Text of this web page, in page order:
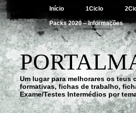
Início 1Ciclo
Packs 2020 – Informações
Um lugar para melhorares os
formativas, fichas de trabalho,
Exame/Testes Intermédios por